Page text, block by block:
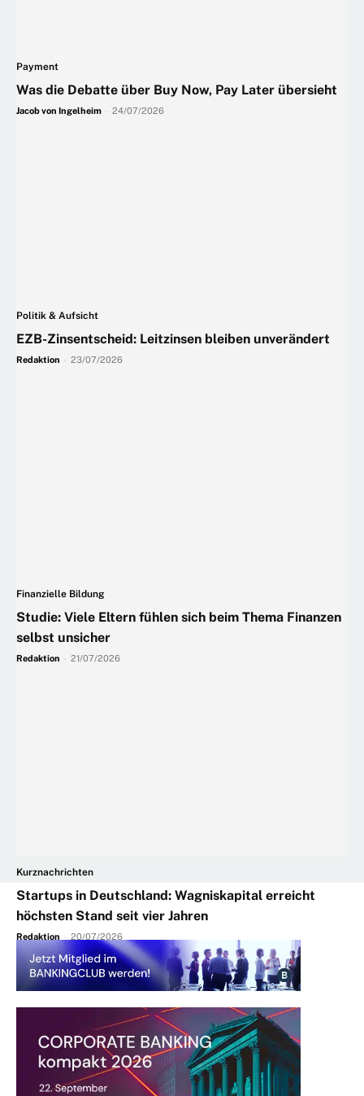
Payment
Was die Debatte über Buy Now, Pay Later übersieht
Jacob von Ingelheim 24/07/2026
Politik & Aufsicht
EZB-Zinsentscheid: Leitzinsen bleiben unverändert
Redaktion 23/07/2026
Finanzielle Bildung
Studie: Viele Eltern fühlen sich beim Thema Finanzen
selbst unsicher
Redaktion 21/07/2026
Kurznachrichten
Startups in Deutschland: Wagniskapital erreicht
höchsten Stand seit vier Jahren
Redaktion - 20/07/2026